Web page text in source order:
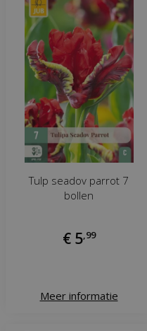
Tulp seadov parrot 7
bollen
€ 5 99
Meer informatie